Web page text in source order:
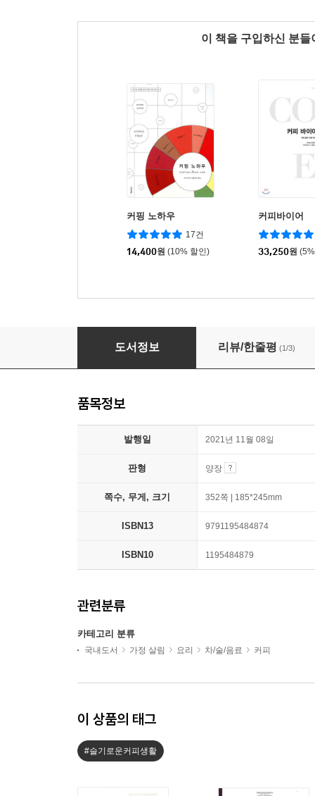
이 책을 구입하신 분
커핑 노하우
17건
14,400원 (10% 할인)
커피바이어
33,250원
커피 브루잉
도서정보 리뷰/한줄평 (1/3)
품목정보
발행일 2021년 11월 08일
판형 양장
쪽수, 무게, 크기 352쪽 | 185*245mm
ISBN13 9791195484874
ISBN10 1195484879
관련분류
카테고리 분류
국내도서 가정 살림 요리 차/술/음료 커피
이 상품의 태그
#슬기로운커피생활